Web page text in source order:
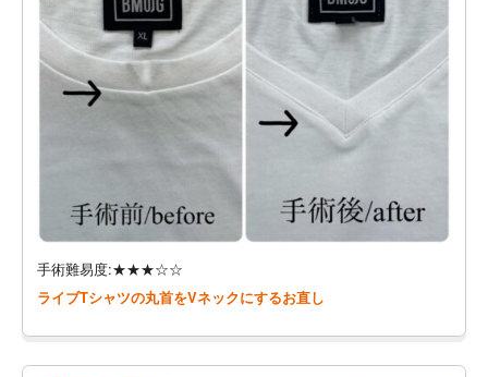
手術難易度:★★★☆☆
ライブTシャツの丸首をVネックにするお直し